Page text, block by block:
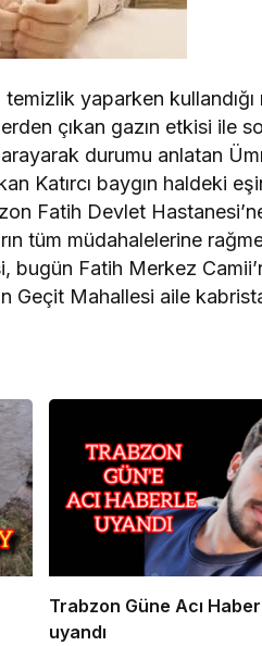
yaparken kullandığı
çıkan gazın etkisi ile
durumu anlatan
Katırcı baygın haldeki
Fatih Devlet
tüm müdahalelerine
bugün Fatih Merkez
Geçit Mahallesi aile
Trabzon Güne Acı
uyandı